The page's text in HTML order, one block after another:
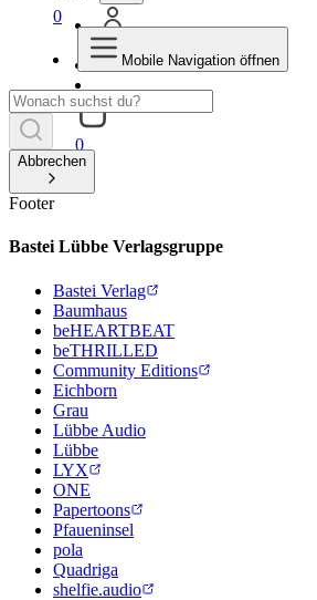
0
0
Mobile Navigation öffnen
Abbrechen
Footer
Bastei Lübbe Verlagsgruppe
Bastei Verlag
Baumhaus
beHEARTBEAT
beTHRILLED
Community Editions
Eichborn
Grau
Lübbe Audio
Lübbe
LYX
ONE
Papertoons
Pfaueninsel
pola
Quadriga
shelfie.audio